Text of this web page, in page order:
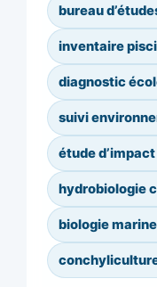
bureau
inventaire
diagnostic
suivi
étude
hydrobiologie
biologie